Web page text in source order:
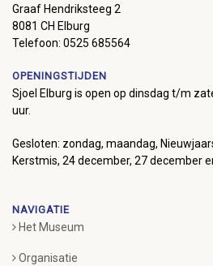
Graaf Hendriksteeg 2
8081 CH Elburg
Telefoon: 0525 685564
OPENINGSTIJDEN
Sjoel Elburg is open op dinsdag t/m
uur.
Gesloten: zondag, maandag,
Kerstmis, 24 december, 27 december
NAVIGATIE
Het Museum
Organisatie